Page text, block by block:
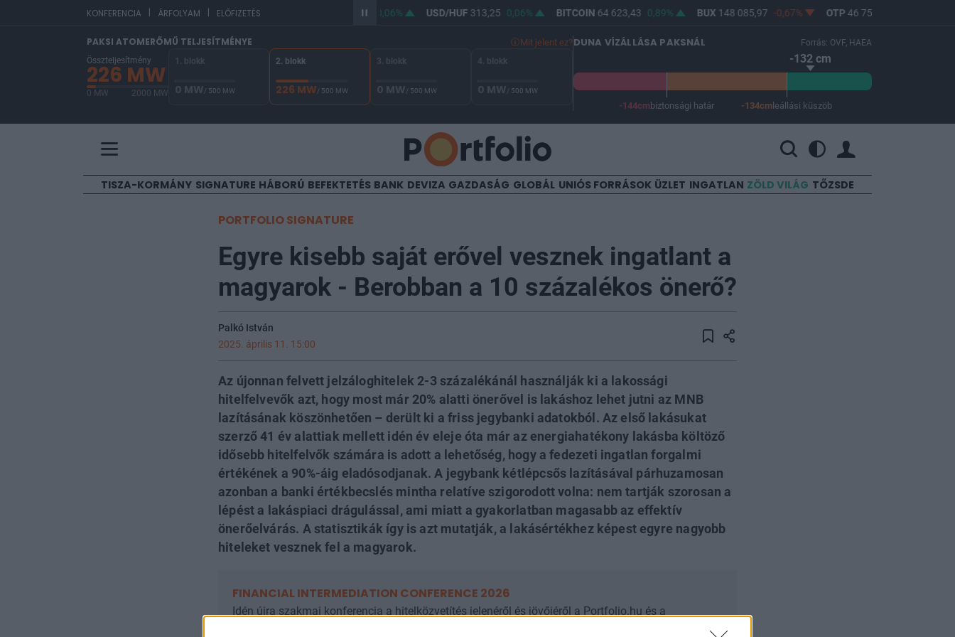
KONFERENCIA | ÁRFOLYAM | ELŐFIZETÉS 0,06% USD/HUF313,25 0,06% BITCOIN 64 623,43 0,89% BUX148 085,97 -0,67% OTP46 750
PAKSI ATOMERŐMŰ TELJESÍTMÉNYE Mit jelent ez?
Összteljesítmény
226 MW
0 MW 2000 MW
1. blokk
0 MW/ 500 MW
2. blokk
226 MW/ 500 MW
3. blokk
0 MW/ 500 MW
4. blokk
0 MW/ 500 MW
DUNA VÍZÁLLÁSA PAKSNÁL Forrás: OVF, HAEA
-132 cm
-144cmbiztonsági határ -134cmleállási küszöb
TISZA-KORMÁNY SIGNATURE HÁBORÚ BEFEKTETÉS BANK DEVIZA GAZDASÁG GLOBÁL UNIÓS FORRÁSOK ÜZLET INGATLAN ZÖLD VILÁG TŐZSDE
PORTFOLIO SIGNATURE
Egyre kisebb saját erővel vesznek ingatlant a
magyarok - Berobban a 10 százalékos önerő?
Palkó István
2025. április 11. 15:00
Az újonnan felvett jelzáloghitelek 2-3 százalékánál használják ki a lakossági
hitelfelvevők azt, hogy most már 20% alatti önerővel is lakáshoz lehet jutni az MNB
lazításának köszönhetően – derült ki a friss jegybanki adatokból. Az első lakásukat
szerző 41 év alattiak mellett idén év eleje óta már az energiahatékony lakásba költöző
idősebb hitelfelvők számára is adott a lehetőség, hogy a fedezeti ingatlan forgalmi
értékének a 90%-áig eladósodjanak. A jegybank kétlépcsős lazításával párhuzamosan
azonban a banki értékbecslés mintha relatíve szigorodott volna: nem tartják szorosan a
lépést a lakáspiaci drágulással, ami miatt a gyakorlatban magasabb az effektív
önerőelvárás. A statisztikák így is azt mutatják, a lakásértékhez képest egyre nagyobb
hiteleket vesznek fel a magyarok.
FINANCIAL INTERMEDIATION CONFERENCE 2026
Idén újra szakmai konferencia a hitelközvetítés jelenéről és jövőjéről a Portfolio.hu és a
legnagyobb közvetítő partnereket tömörítő Független Pénzügyi Közvetítők Országos Szövetsége